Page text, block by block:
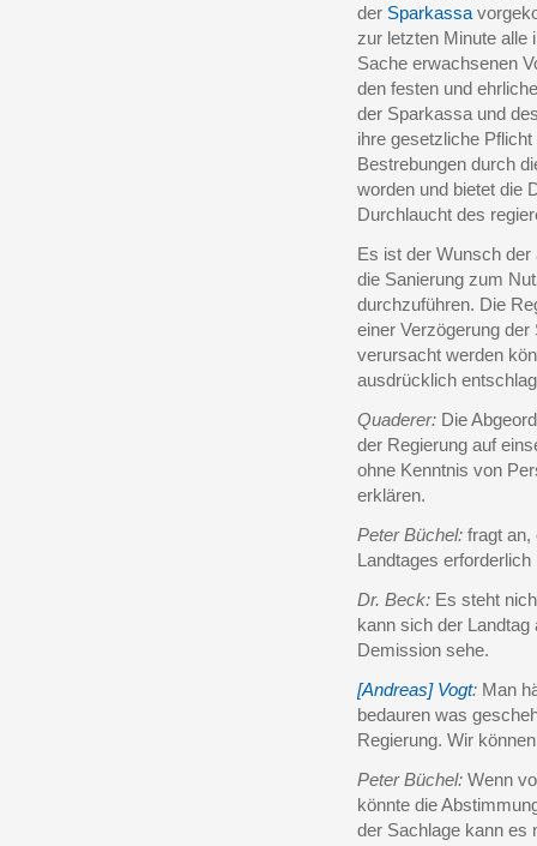
der Sparkassa
zur letzten Minute alle
Sache erwachsenen
den festen und
der Sparkassa und
ihre gesetzliche
Bestrebungen durch
worden und bietet die
Durchlaucht des
Es ist der Wunsch der
die Sanierung zum
durchzuführen. Die
einer Verzögerung
verursacht werden
ausdrücklich
Quaderer: Die
der Regierung auf
ohne Kenntnis von
erklären.
Peter Büchel: fragt an,
Landtages erforderlich
Dr. Beck: Es steht
kann sich der
Demission sehe.
[Andreas] Vogt: Man
bedauren was
Regierung. Wir
Peter Büchel: Wenn
könnte die
der Sachlage kann es